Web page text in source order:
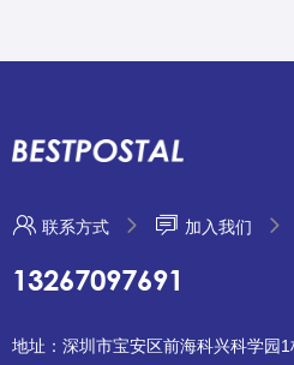
联系方式 加入我们
13267097691
地址：深圳市宝安区前海科兴科学园